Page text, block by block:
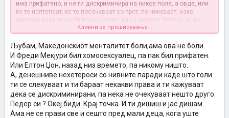
има прифатено, и не ги дискриминира на никое поле, а овде, или
ќе те исптепаат, ќе те посочуваат со прст, понижуваат, иако
мислам дека можеби почна малку да се менува полека, знам
дека ќе конзумира време, додека се стигне до некој ок. стадиум,
ама не можеш на некој да му кажуваш како да си ја бара среќата,
и да биде среќен со нешто што не е, за да него му одговара. Имам
многу пријатели, и пријателки и лично не ми смета.
Кликни за проширување...
Љубам, Македонскиот менталитет боли,ама ова не боли.
И Фреди Мекјури бил хомосексуалец, па пак бил прифатен.
Или Елтон Џон, назад низ времето, па никому ништо.
А, денешниве нехетероси со нивните паради каде што голи
ти се слекуваат и ти бараат некакви права и ти кажуваат
дека се дискриминирани, па нека не очекуваат нешто друго.
Педер си ? Океј биди. Крај точка. И ти дишиш и јас дишам.
Ама не се прави све и сешто пред мали деца, кога уште